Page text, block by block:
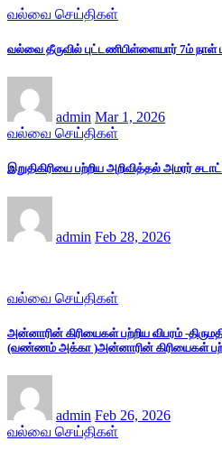
வல்வை செய்திகள்
வல்வை தீருவில் புட்டணிபிள்ளையார் 7ம் நாள்
admin Mar 1, 2026
வல்வை செய்திகள்
இறுதிகிரியை பற்றிய அறிவித்தல் அமரர்
admin Feb 28, 2026
வல்வை செய்திகள்
அன்னாரின் கிரியைகள் பற்றிய விபரம் -
(வண்ணம் அக்கா )அன்னாரின் கிரியைகள்
admin Feb 26, 2026
வல்வை செய்திகள்